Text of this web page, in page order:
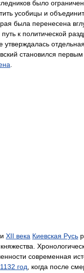
было
усобицы и
была перенесена
к политической
утверждалась
становился
XII века Киевская Русь
современная
1132 год , когда после